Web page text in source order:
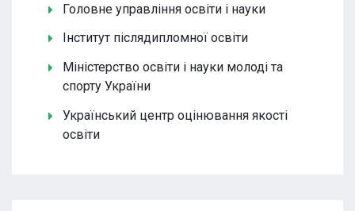
Головне управління освіти і науки
Інститут післядипломної освіти
Міністерство освіти і науки молоді та
спорту України
Український центр оцінювання якості
освіти